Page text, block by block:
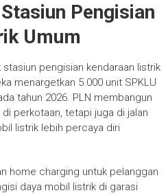
Pengisian
Umum
pengisian kendaraan listrik
menargetkan 5.000 unit SPKLU
tahun 2026. PLN membangun
perkotaan, tetapi juga di jalan
listrik lebih percaya diri
home charging untuk pelanggan
daya mobil listrik di garasi